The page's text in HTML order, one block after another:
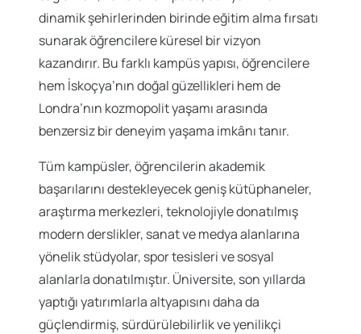
dinamik şehirlerinden birinde eğitim alma fırsatı
sunarak öğrencilere küresel bir vizyon
kazandırır. Bu farklı kampüs yapısı, öğrencilere
hem İskoçya’nın doğal güzellikleri hem de
Londra’nın kozmopolit yaşamı arasında
benzersiz bir deneyim yaşama imkânı tanır.
Tüm kampüsler, öğrencilerin akademik
başarılarını destekleyecek geniş kütüphaneler,
araştırma merkezleri, teknolojiyle donatılmış
modern derslikler, sanat ve medya alanlarına
yönelik stüdyolar, spor tesisleri ve sosyal
alanlarla donatılmıştır. Üniversite, son yıllarda
yaptığı yatırımlarla altyapısını daha da
güçlendirmiş, sürdürülebilirlik ve yenilikçi